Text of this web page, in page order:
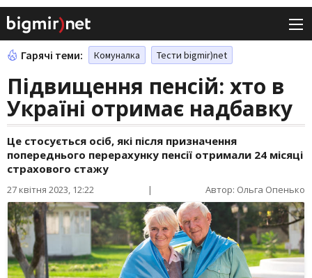
Гарячі теми: Комуналка Тести bigmir)net
Підвищення пенсій: хто в
Україні отримає надбавку
Це стосується осіб, які після призначення
попереднього перерахунку пенсії отримали 24 місяці
страхового стажу
27 квітня 2023, 12:22 | Автор: Ольга Опенько